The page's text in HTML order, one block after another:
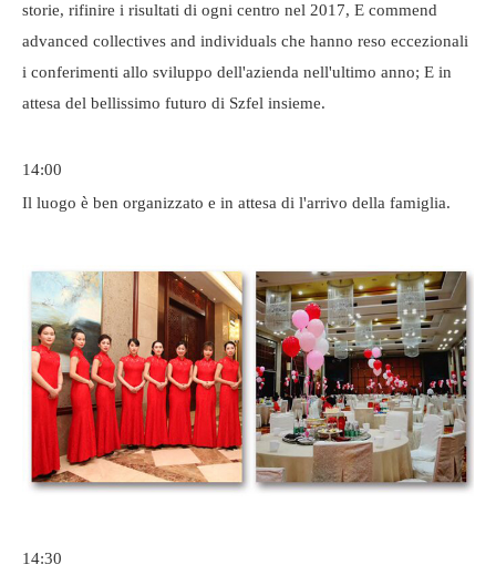
storie, rifinire i risultati di ogni centro nel 2017, E commend
advanced collectives and individuals che hanno reso eccezionali
i conferimenti allo sviluppo dell'azienda nell'ultimo anno; E in
attesa del bellissimo futuro di Szfel insieme.
14:00
Il luogo è ben organizzato e in attesa di l'arrivo della famiglia.
14:30